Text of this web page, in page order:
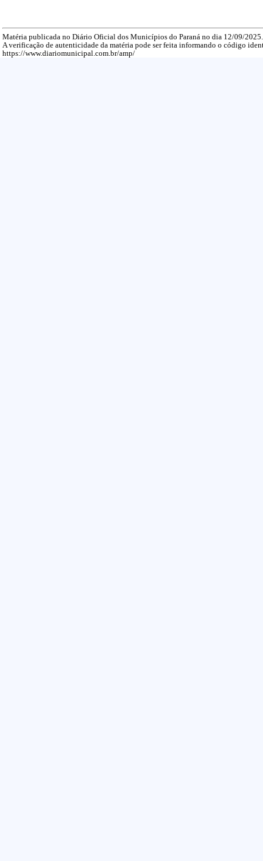
Matéria publicada no Diário Oficial dos Municípios do Paraná no dia 12/09/
A verificação de autenticidade da matéria pode ser feita informando o código
https://www.diariomunicipal.com.br/amp/